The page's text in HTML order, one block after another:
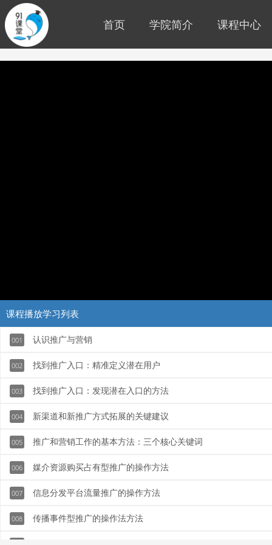
首页 学院简介 课程中心
课程播放学习列表
001 认识推广与营销
002 找到推广入口：精准定义潜在用户
003 找到推广入口：发现潜在入口的方法
004 新渠道和新推广方式拓展的关键建议
005 推广和营销工作的基本方法：三个核心关键词
006 媒介资源购买占有型推广的操作方法
007 信息分发平台流量推广的操作方法
008 传播事件型推广的操作法方法